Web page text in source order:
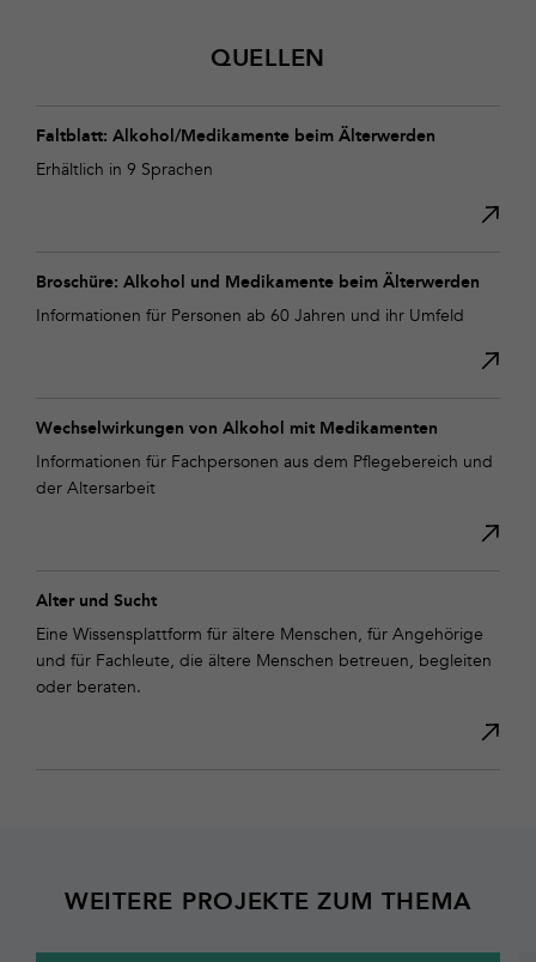
QUELLEN
Faltblatt: Alkohol/Medikamente beim Älterwerden
Erhältlich in 9 Sprachen
Broschüre: Alkohol und Medikamente beim Älterwerden
Informationen für Personen ab 60 Jahren und ihr Umfeld
Wechselwirkungen von Alkohol mit Medikamenten
Informationen für Fachpersonen aus dem Pflegebereich und
der Altersarbeit
Alter und Sucht
Eine Wissensplattform für ältere Menschen, für Angehörige
und für Fachleute, die ältere Menschen betreuen, begleiten
oder beraten.
WEITERE PROJEKTE ZUM THEMA